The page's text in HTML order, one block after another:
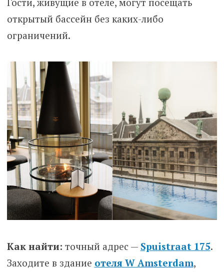
открытый бассейн без каких-либо
ограничений.
Как найти: точный адрес — Spuistraat 175.
Заходите в здание отеля W Amsterdam,